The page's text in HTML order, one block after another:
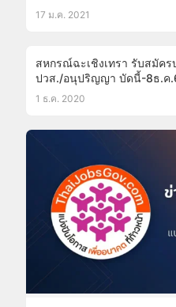
17 ม.ค. 2021
สหกรณ์ฉะเชิงเทรา รับสมัค
ปวส./อนุปริญญา บัดนี้-8ธ.ค
1 ธ.ค. 2020